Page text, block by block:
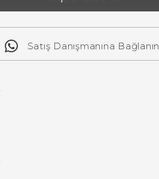
Satış Danışmanına Bağlanın